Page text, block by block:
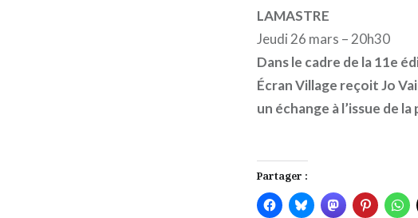
LAMASTRE
Jeudi 26 mars – 20h30
Dans le cadre de la 11e
Écran Village reçoit Jo
un échange à l’issue de
Partager :